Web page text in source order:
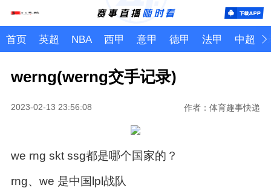
首页 英超 NBA 西甲 意甲 德甲 法甲 中超
werng(werng交手记录)
2023-02-13 23:56:08 作者：体育趣事快递
we rng skt ssg都是哪个国家的？
rng、we 是中国lpl战队